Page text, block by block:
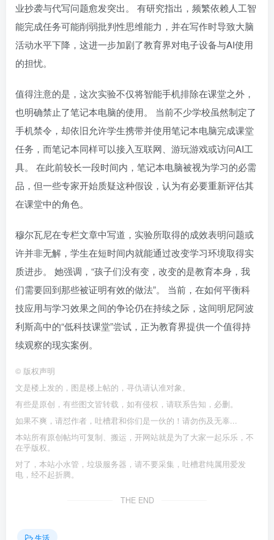
业抄袭与代写问题愈发突出。 有研究指出，频繁依赖人工智
能完成任务可能削弱批判性思维能力，并在写作时导致大脑
活动水平下降，这进一步加剧了教育界对电子设备与AI使用
的担忧。
值得注意的是，这次实验不仅将智能手机排除在课堂之外，
也明确禁止了笔记本电脑的使用。 当前不少学校虽然制定了
手机禁令，却依旧允许学生携带并使用笔记本电脑完成课堂
任务，而笔记本同样可以接入互联网、游玩游戏或访问AI工
具。 在此前较长一段时间内，笔记本电脑被视为学习的必需
品，但一些专家开始质疑这种假设，认为有必要重新评估其
在课堂中的角色。
穆尔瓦尼在专栏文章中写道，实验所取得的成效表明问题或
许并非无解，学生在短时间内就能通过改变学习环境取得实
质进步。 她强调，“孩子们没有变，改变的是教育本身，我
们需要回到那些被证明有效的做法”。 当前，在如何平衡科
技应用与学习效果之间的争论仍在持续之际，这间明尼阿波
利斯高中的“低科技课堂”尝试，正为教育界提供一个值得持
续观察的现实案例。
© 版权声明
文是楼上发的，图是楼上帖的，寻仇请认准对象。
有些是原创，有些图文皆转载，如有侵权，请联系告知，必删。
如果不爽，请怼作者，吐槽君和你们是一伙的！请勿伤及无辜...
本站所有原创帖均可复制、搬运，开网站就是为了大家一起乐乐，不
在乎版权。
对了，本站小水管，垃圾服务器，请不要采集，吐槽君纯属用爱发
电，经不起折腾。
THE END
生活